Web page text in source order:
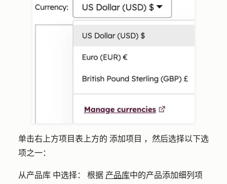
单击右上方项目表上方的 添加项目 ，然后选择以下选
项之一：
从产品库 中选择： 根据 产品库中的产品添加细列项